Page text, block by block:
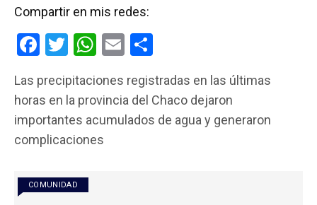
Compartir en mis redes:
F
ce
b
o
k
T
tt
er
W
at
s
A
E
ail m
p
Las precipitaciones registradas en las últimas
horas en la provincia del Chaco dejaron
importantes acumulados de agua y generaron
complicaciones
COMUNIDAD